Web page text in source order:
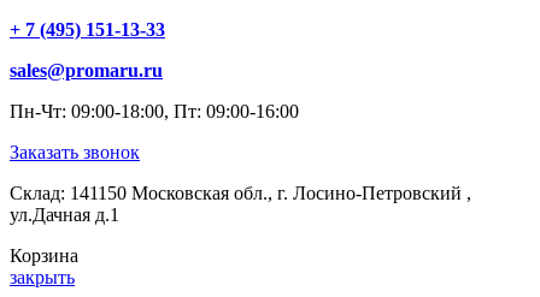
+ 7 (495) 151-13-33
sales@promaru.ru
Пн-Чт: 09:00-18:00, Пт: 09:00-16:00
Заказать звонок
Склад: 141150 Московская обл., г. Лосино-Петровский ,
ул.Дачная д.1
Корзина
закрыть